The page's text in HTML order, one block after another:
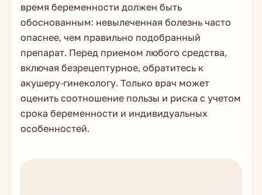
время беременности должен быть
обоснованным: невылеченная болезнь часто
опаснее, чем правильно подобранный
препарат. Перед приемом любого средства,
включая безрецептурное, обратитесь к
акушеру-гинекологу. Только врач может
оценить соотношение пользы и риска с учетом
срока беременности и индивидуальных
особенностей.